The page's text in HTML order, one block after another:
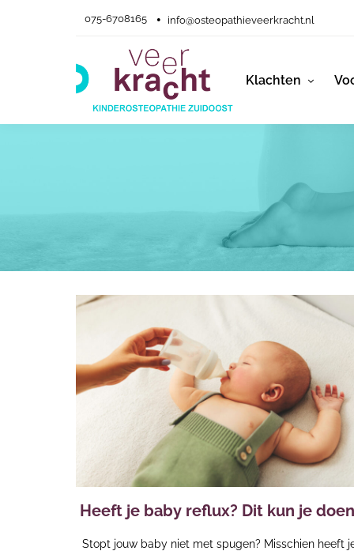
075-6708165 info@osteopathieveerkracht.nl
Klachten
Heeft je baby reflux? Dit kun je
Stopt jouw baby niet met spugen? Misschien heeft